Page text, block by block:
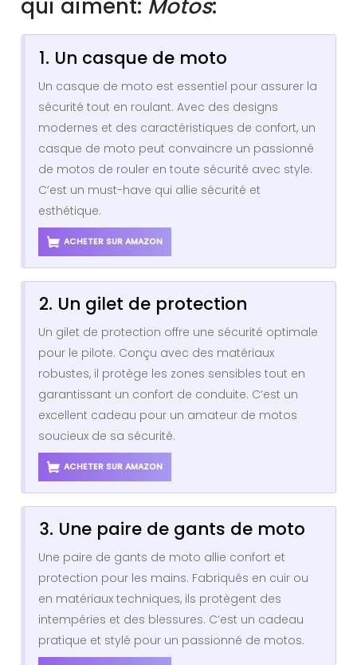
qui aiment: Motos:
1. Un casque de moto
Un casque de moto est essentiel pour assurer la
sécurité tout en roulant. Avec des designs
modernes et des caractéristiques de confort, un
casque de moto peut convaincre un passionné
de motos de rouler en toute sécurité avec style.
C’est un must-have qui allie sécurité et
esthétique.
ACHETER SUR AMAZON
2. Un gilet de protection
Un gilet de protection offre une sécurité optimale
pour le pilote. Conçu avec des matériaux
robustes, il protège les zones sensibles tout en
garantissant un confort de conduite. C’est un
excellent cadeau pour un amateur de motos
soucieux de sa sécurité.
ACHETER SUR AMAZON
3. Une paire de gants de moto
Une paire de gants de moto allie confort et
protection pour les mains. Fabriqués en cuir ou
en matériaux techniques, ils protègent des
intempéries et des blessures. C’est un cadeau
pratique et stylé pour un passionné de motos.